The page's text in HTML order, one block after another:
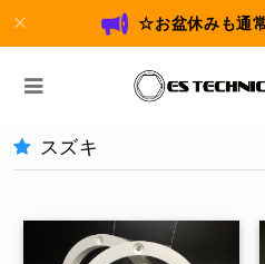
☆お盆休みも通
スズキ